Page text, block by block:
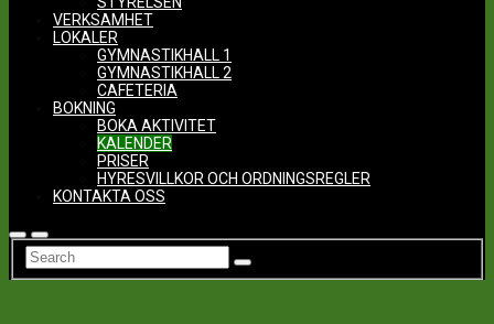
VERKSAMHET
LOKALER
GYMNASTIKHALL 1
GYMNASTIKHALL 2
CAFETERIA
BOKNING
BOKA AKTIVITET
KALENDER
PRISER
HYRESVILLKOR OCH ORDNINGSREGLER
KONTAKTA OSS